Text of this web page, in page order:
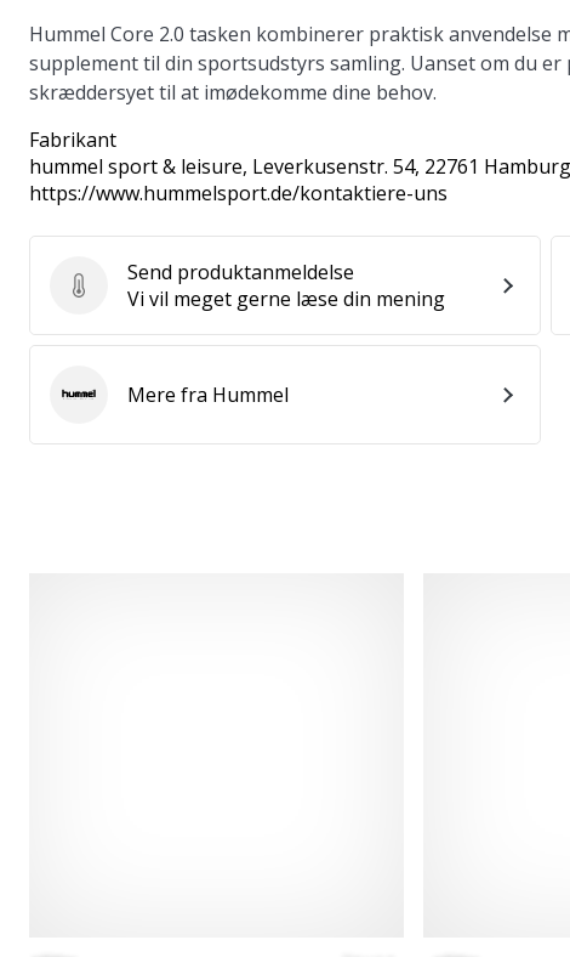
Hummel Core 2.0 tasken kombinerer praktisk
supplement til din sportsudstyrs samling. Uanset om du
skræddersyet til at imødekomme dine behov.
Fabrikant
hummel sport & leisure, Leverkusenstr. 54, 22761
https://www.hummelsport.de/kontaktiere-uns
Send produktanmeldelse
Send produktanmeldelse
Vi vil meget gerne læse din mening
HummelMere fra Hummel